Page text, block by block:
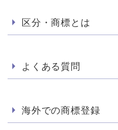
区分・商標とは
よくある質問
海外での商標登録